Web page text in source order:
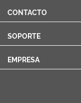
CONTACTO
SOPORTE
EMPRESA